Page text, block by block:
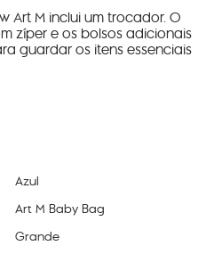
Art M inclui um trocador. O
zíper e os bolsos adicionais
guardar os itens essenciais
Azul
Art M Baby Bag
Grande